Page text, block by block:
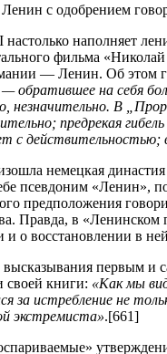
с одобрением
наполняет
фильма
— Ленин. Об этом
обратившее на себя
незначительно. В
предрекая
с действительностью;
немецкая
псевдоним «Ленин»,
предположения
Правда, в
о восстановлении в
первым и
своей книги: «Как мы
за истребление не
экстремиста».[661]